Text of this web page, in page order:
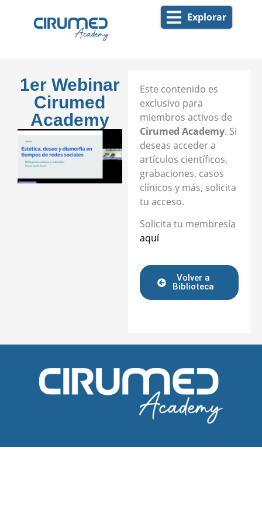
Explorar
1er Webinar
Cirumed
Academy
Este contenido es
exclusivo para
miembros activos de
Cirumed Academy. Si
deseas acceder a
artículos científicos,
grabaciones, casos
clínicos y más, solicita
tu acceso.
Solicita tu membresía
aquí
Volver a
Biblioteca